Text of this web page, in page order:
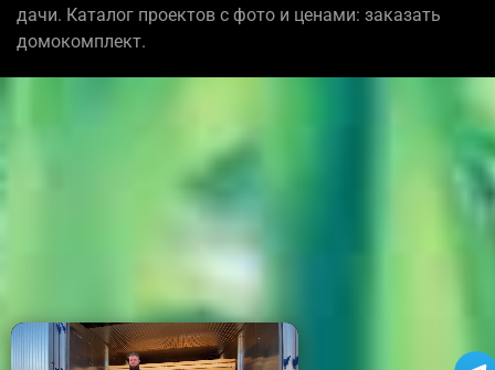
дачи. Каталог проектов с фото и ценами: заказать
домокомплект.